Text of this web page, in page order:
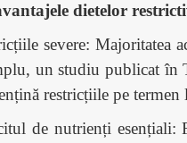
dietelor
severe: Majoritatea
un studiu publicat în
restricțiile pe
de nutrienți esențiali: